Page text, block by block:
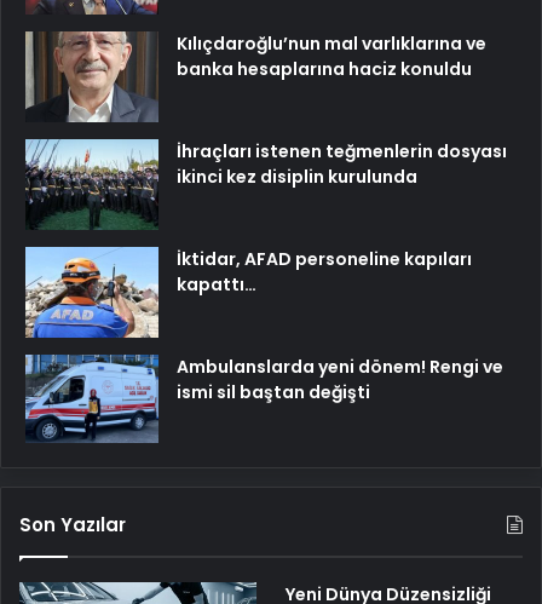
Kılıçdaroğlu’nun mal varlıklarına ve
banka hesaplarına haciz konuldu
İhraçları istenen teğmenlerin dosyası
ikinci kez disiplin kurulunda
İktidar, AFAD personeline kapıları
kapattı…
Ambulanslarda yeni dönem! Rengi ve
ismi sil baştan değişti
Son Yazılar
Yeni Dünya Düzensizliği